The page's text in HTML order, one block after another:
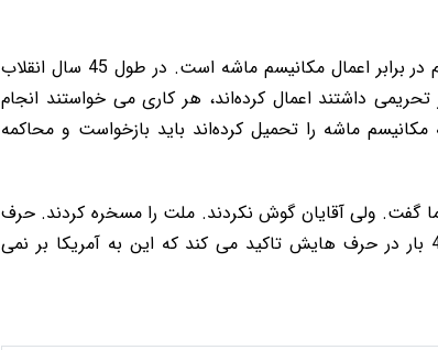
این نماینده اظهار کرد: خروج از NPT کمترین اقدام در برابر اعمال مکانیسم ماشه است. در طول 45 سال انقلاب
داشتند اعمال کرده‌اند، هر کاری می خواستند انجام
ماشه را تحمیل کرده‌اند باید بازخواست و محاکمه
گفت. ولی آقایان گوش نکردند. ملت را مسخره کردند. حرف
های ظریف هم فقط برای تبعه آمریکا بود چون 4 بار در حرف هایش تاکید می کند که این به آمریکا بر نمی